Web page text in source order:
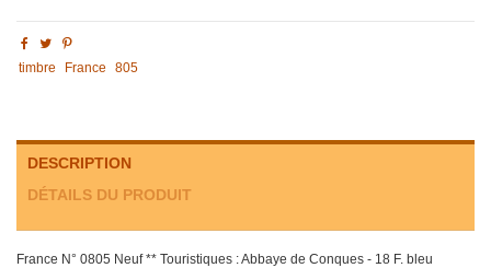
timbre France 805
DESCRIPTION
DÉTAILS DU PRODUIT
France N° 0805 Neuf ** Touristiques : Abbaye de Conques - 18 F. bleu